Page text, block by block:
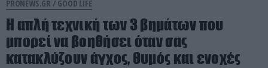
PRONEWS.GR / GOOD LIFE
Η απλή τεχνική των 3 βημάτων που
μπορεί να βοηθήσει όταν σας
κατακλύζουν άγχος, θυμός και ενοχές